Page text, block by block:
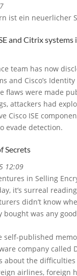
ist ein neuerlicher
and Citrix systems
team has now
and Cisco’s
flaws were made
attackers had
Cisco ISE
evade detection.
Secrets
12:09
in Selling
it’s surreal
didn’t know
was any
self-published
company called
about the
airlines, foreign